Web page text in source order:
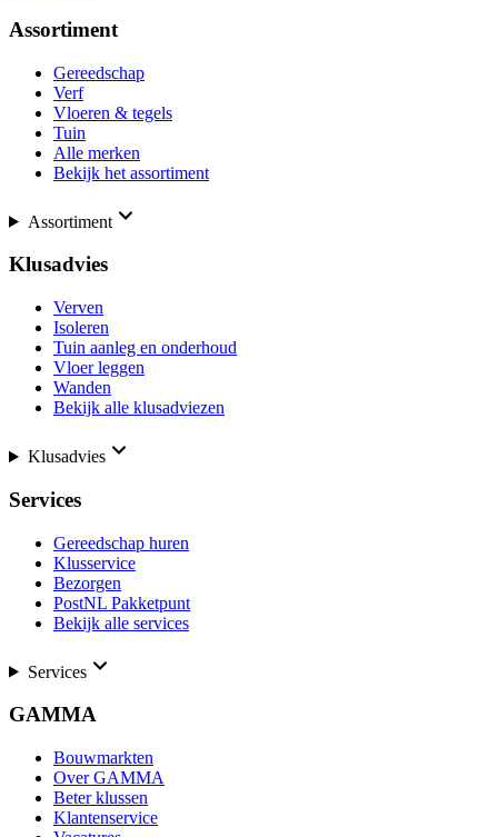
Assortiment
Gereedschap
Verf
Vloeren & tegels
Tuin
Alle merken
Bekijk het assortiment
Assortiment
Klusadvies
Verven
Isoleren
Tuin aanleg en onderhoud
Vloer leggen
Wanden
Bekijk alle klusadviezen
Klusadvies
Services
Gereedschap huren
Klusservice
Bezorgen
PostNL Pakketpunt
Bekijk alle services
Services
GAMMA
Bouwmarkten
Over GAMMA
Beter klussen
Klantenservice